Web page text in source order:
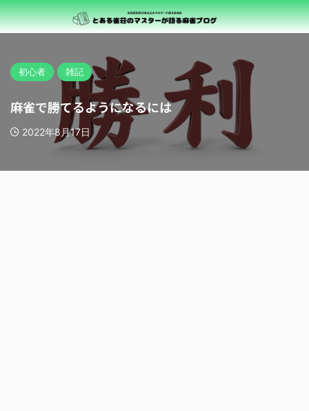
初心者 雑記
麻雀で勝てるようになるには
2022年8月17日